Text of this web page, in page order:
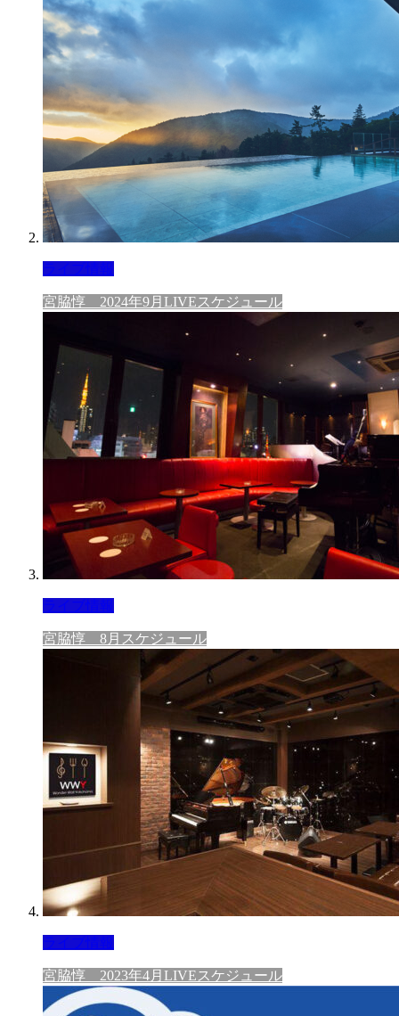
ライブ情報
宮脇惇 2024年9月LIVEスケジュール
ライブ情報
宮脇惇 8月スケジュール
ライブ情報
宮脇惇 2023年4月LIVEスケジュール